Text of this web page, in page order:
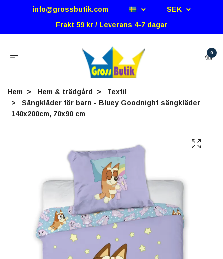
info@grossbutik.com
SEK
Frakt 59 kr / Leverans 4-7 dagar
0
Hem Hem & trädgård
Textil
Sängkläder för barn - Bluey Goodnight sängkläder
140x200cm, 70x90 cm